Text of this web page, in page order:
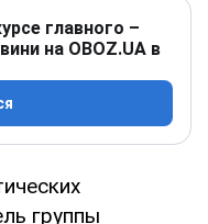
главного –
на OBOZ.UA в
группы